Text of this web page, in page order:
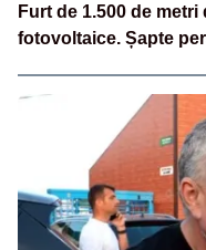
Furt de 1.500 de
fotovoltaice. Șapte